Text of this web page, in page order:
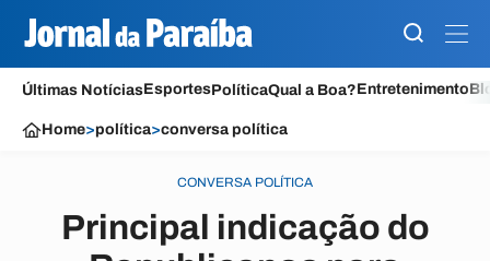
Últimas NotíciasEsportesPolíticaQual a Boa?Entretenimento
Home>política>conversa política
CONVERSA POLÍTICA
Principal indicação do